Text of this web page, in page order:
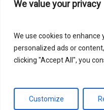
We value your privacy
We use cookies to enhance
personalized ads or
clicking "Accept All", you
Customize